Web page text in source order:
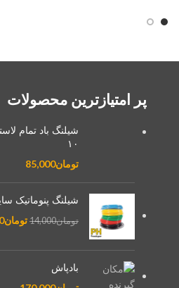
پر امتیازترین محصولات
شیلنگ باد تمام
۱۰
تومان85,000
شیلنگ پنوماتیک سایز
تومان14,000 تومان
بادپاش